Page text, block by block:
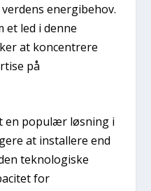
energibehov.
et led i denne
at koncentrere
på
en populær løsning i
at installere end
teknologiske
for